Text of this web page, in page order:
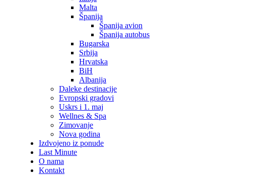
Malta
Španija
Španija avion
Španija autobus
Bugarska
Srbija
Hrvatska
BiH
Albanija
Daleke destinacije
Evropski gradovi
Uskrs i 1. maj
Wellnes & Spa
Zimovanje
Nova godina
Izdvojeno iz ponude
Last Minute
O nama
Kontakt